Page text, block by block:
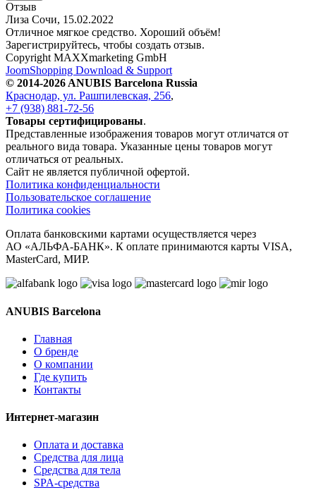
Отзыв
Лиза Сочи, 15.02.2022
Отличное мягкое средство. Хороший объём!
Зарегистрируйтесь, чтобы создать отзыв.
Copyright MAXXmarketing GmbH
JoomShopping Download & Support
© 2014-2026 ANUBIS Barcelona Russia
Краснодар, ул. Рашпилевская, 256,
+7 (938) 881-72-56
Товары сертифицированы.
Представленные изображения товаров могут отличатся от
реального вида товара. Указанные цены товаров могут
отличаться от реальных.
Сайт не является публичной офертой.
Политика конфиденциальности
Пользовательское соглашение
Политика cookies
Оплата банковскими картами осуществляется через
АО «АЛЬФА-БАНК». К оплате принимаются карты VISA,
MasterCard, МИР.
ANUBIS Barcelona
Главная
О бренде
О компании
Где купить
Контакты
Интернет-магазин
Оплата и доставка
Средства для лица
Средства для тела
SPA-средства